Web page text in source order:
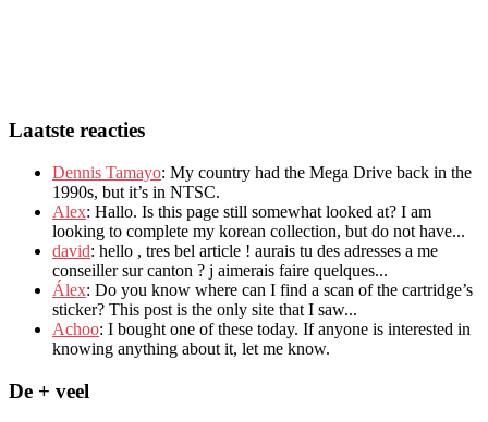
Laatste reacties
Dennis Tamayo: My country had the Mega Drive back in the
1990s, but it’s in NTSC.
Alex: Hallo. Is this page still somewhat looked at? I am
looking to complete my korean collection, but do not have...
david: hello , tres bel article ! aurais tu des adresses a me
conseiller sur canton ? j aimerais faire quelques...
Álex: Do you know where can I find a scan of the cartridge’s
sticker? This post is the only site that I saw...
Achoo: I bought one of these today. If anyone is interested in
knowing anything about it, let me know.
De + veel